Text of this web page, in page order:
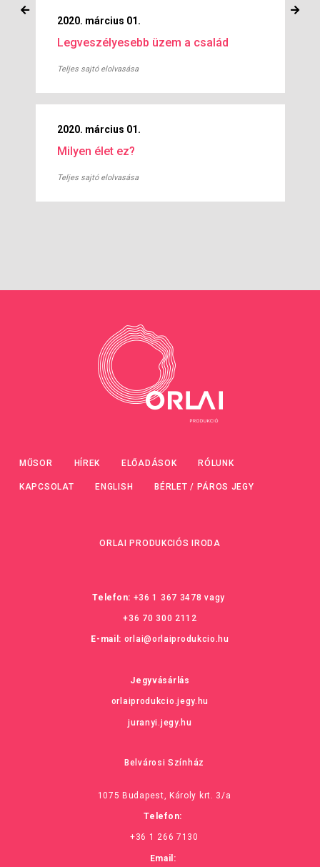
2020. március 01.
Legveszélyesebb üzem a család
Teljes sajtó elolvasása
2020. március 01.
Milyen élet ez?
Teljes sajtó elolvasása
MŰSOR HÍREK ELŐADÁSOK RÓLUNK
KAPCSOLAT ENGLISH BÉRLET / PÁROS JEGY
ORLAI PRODUKCIÓS IRODA
Telefon: +36 1 367 3478 vagy
+36 70 300 2112
E-mail: orlai@orlaiprodukcio.hu
Jegyvásárlás
orlaiprodukcio.jegy.hu
juranyi.jegy.hu
Belvárosi Színház
1075 Budapest, Károly krt. 3/a
Telefon:
+36 1 266 7130
Email: